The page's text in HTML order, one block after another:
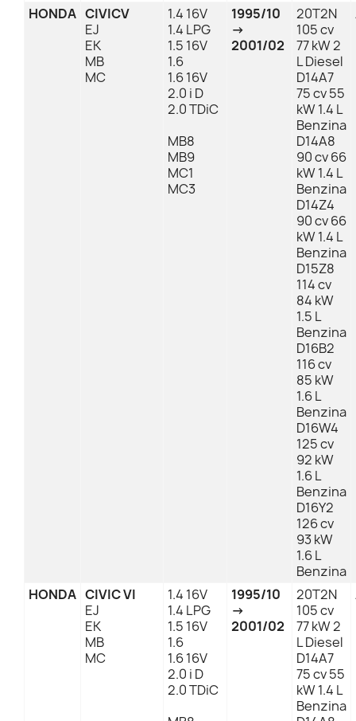
HONDA CIVICV
EJ
EK
MB
MC
1.4 16V
1.4 LPG
1.5 16V
1.6
1.6 16V
2.0 i D
2.0 TDiC
MB8
MB9
MC1
MC3
1995/10
→
2001/02
20T2N
105 cv
77 kW 2
L Diesel
D14A7
75 cv 55
kW 1.4 L
Benzina
D14A8
90 cv 66
kW 1.4 L
Benzina
D14Z4
90 cv 66
kW 1.4 L
Benzina
D15Z8
114 cv
84 kW
1.5 L
Benzina
D16B2
116 cv
85 kW
1.6 L
Benzina
D16W4
125 cv
92 kW
1.6 L
Benzina
D16Y2
126 cv
93 kW
1.6 L
Benzina
HONDA CIVIC VI
EJ
EK
MB
MC
1.4 16V
1.4 LPG
1.5 16V
1.6
1.6 16V
2.0 i D
2.0 TDiC
1995/10
→
2001/02
20T2N
105 cv
77 kW 2
L Diesel
D14A7
75 cv 55
kW 1.4 L
Benzina